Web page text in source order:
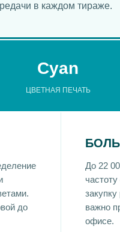
в каждом тираже.
Cyan
ЦВЕТНАЯ ПЕЧАТЬ
до
До 22
важно
офисе.